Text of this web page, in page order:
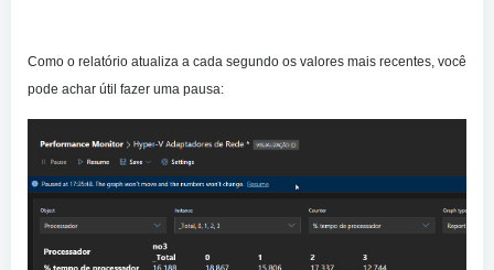
Como o relatório atualiza a cada segundo os valores mais recentes, você
pode achar útil fazer uma pausa: